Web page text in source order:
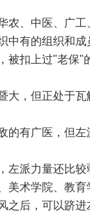
农、中医、广工
中有的组织和
被扣上过"老保"
，但正处于瓦
有广医，但左
左派力量还比较
美术学院、教
之后，可以跻